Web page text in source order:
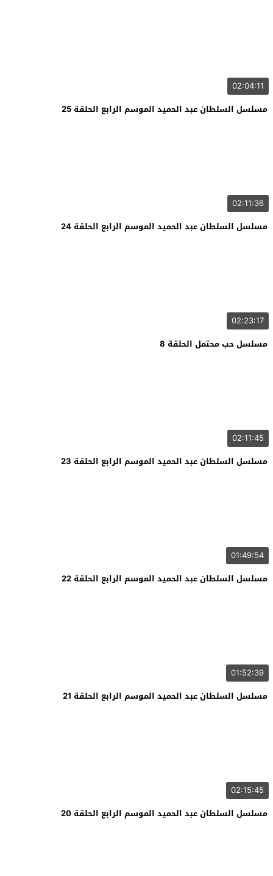
02:04:11
مسلسل السلطان عبد الحميد الموسم الرابع الحلقة 25
02:11:36
مسلسل السلطان عبد الحميد الموسم الرابع الحلقة 24
02:23:17
مسلسل حب محتمل الحلقة 8
02:11:45
مسلسل السلطان عبد الحميد الموسم الرابع الحلقة 23
01:49:54
مسلسل السلطان عبد الحميد الموسم الرابع الحلقة 22
01:52:39
مسلسل السلطان عبد الحميد الموسم الرابع الحلقة 21
02:15:45
مسلسل السلطان عبد الحميد الموسم الرابع الحلقة 20